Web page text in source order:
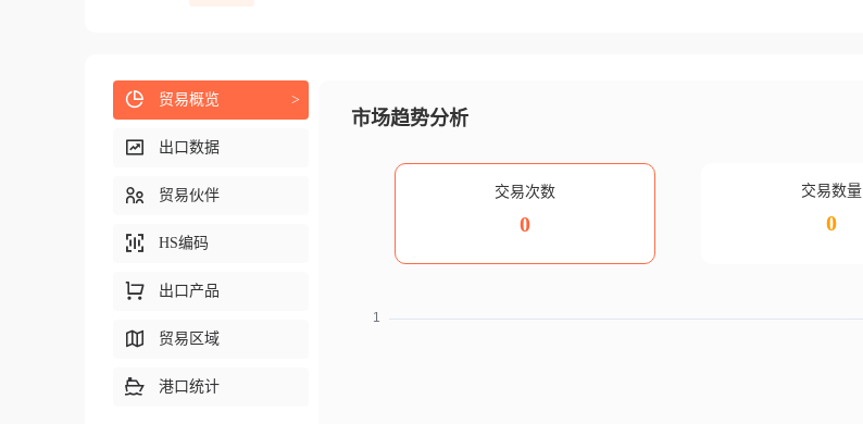
市场趋势分析
交易次数
0
交易数量
0
贸易概览 >
出口数据
贸易伙伴
HS编码
出口产品
贸易区域
港口统计